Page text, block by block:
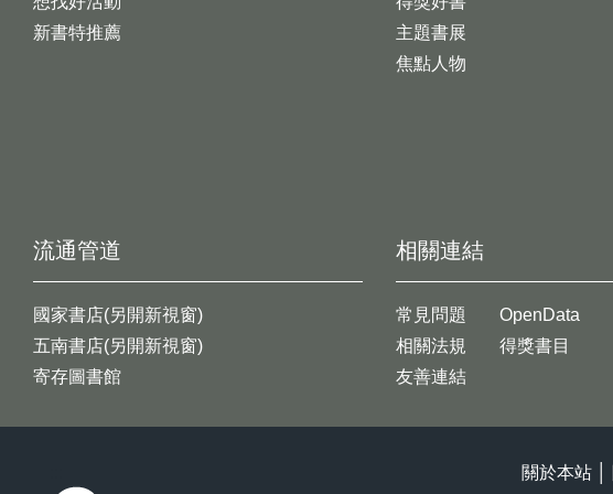
新書特推薦
主題書展
焦點人物
流通管道
國家書店(另開新視窗)
五南書店(另開新視窗)
寄存圖書館
相關連結
常見問題
相關法規
友善連結
OpenData
得獎書目
關於本站